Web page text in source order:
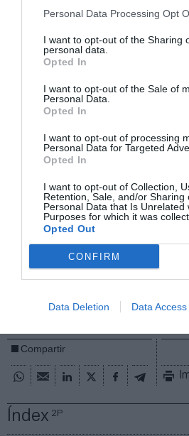
Personal Data Processing Opt
I want to opt-out of the Sharing
personal data.
Opted In
I want to opt-out of the Sale of
Personal Data.
Opted In
I want to opt-out of processing
Personal Data for Targeted
Opted In
I want to opt-out of Collection,
Retention, Sale, and/or Sharing
Personal Data that Is Unrelated
Purposes for which it was
Opted Out
CONFIRM
Data Deletion Data Access
Índex2P
quedarán en manos de los
Próxima estación: el nuevo
Una vez aprobado el
otro reto clave: la renegociación
Al respecto, Futpro, nuevo
lunes que el organismo “luchará
tengan las condiciones que
hoy, no se han conseguido
con la maternidad o los
un foco”para Futpro, según ha
comunicado su presidenta,
Añadir2Playbook
de forma gratuita
Mantente informado con las últimas
Compartir